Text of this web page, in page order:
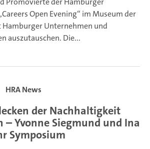
Open Evening“ im Museum der
Unternehmen und
auszutauschen. Die...
HRA News
der Nachhaltigkeit
Yvonne Siegmund und Ina
Symposium